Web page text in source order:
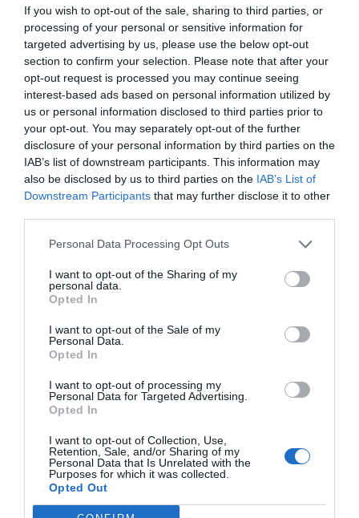
If you wish to opt-out of the sale, sharing to third parties, or
processing of your personal or sensitive information for
targeted advertising by us, please use the below opt-out
section to confirm your selection. Please note that after your
opt-out request is processed you may continue seeing
interest-based ads based on personal information utilized by
us or personal information disclosed to third parties prior to
your opt-out. You may separately opt-out of the further
disclosure of your personal information by third parties on the
IAB’s list of downstream participants. This information may
also be disclosed by us to third parties on the IAB’s List of
Downstream Participants that may further disclose it to other
Personal Data Processing Opt Outs
I want to opt-out of the Sharing of my
personal data.
Opted In
I want to opt-out of the Sale of my
Personal Data.
Opted In
I want to opt-out of processing my
Personal Data for Targeted Advertising.
Opted In
I want to opt-out of Collection, Use,
Retention, Sale, and/or Sharing of my
Personal Data that Is Unrelated with the
Purposes for which it was collected.
Opted Out
Top Cremallera abierto
★★★★★
★★★★★
1,99 € 9,95 €
[TOHC30 ]
Ver producto
Falda Hippie con estampado
Etnico
★★★★★
★★★★★
8,39 € 27,95 €
Ver producto
-70%
Falda estampado étnico
asimétrico
★★★★★
★★★★★
6,89 € 22,95 €
[VEPI04-F ]
Ver producto
-70%
4, 95
[PASC02 ]